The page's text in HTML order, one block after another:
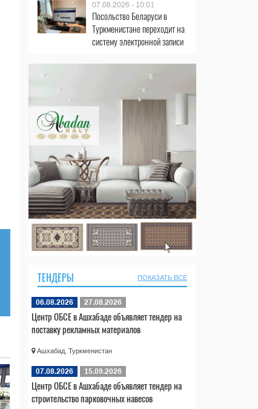
07.08.2026 - 10:01
Посольство Беларуси в
Туркменистане переходит на
систему электронной записи
ТЕНДЕРЫ ПОКАЗАТЬ ВСЕ
06.08.2026 27.08.2026
Центр ОБСЕ в Ашхабаде объявляет тендер на
поставку рекламных материалов
Ашхабад, Туркменистан
07.08.2026 15.09.2026
Центр ОБСЕ в Ашхабаде объявляет тендер на
строительство парковочных навесов